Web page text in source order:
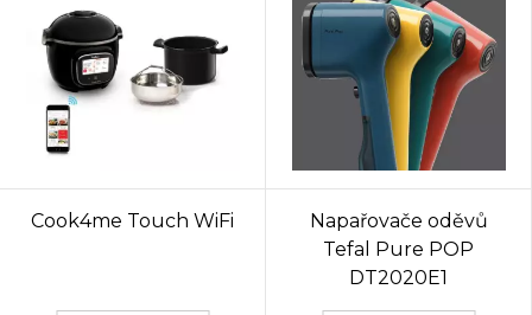
Cook4me Touch WiFi
Napařovače oděvů
Tefal Pure POP
DT2020E1